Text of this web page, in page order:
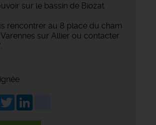
sur le bassin de Biozat
rencontrer au 8 place du cham
sur Allier ou contacter
Twitter